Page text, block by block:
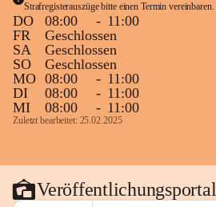
Strafregisterauszüge bitte einen Termin vereinbaren.
DO 08:00 - 11:00
FR
Geschlossen
SA
Geschlossen
SO
Geschlossen
MO 08:00 - 11:00
DI
08:00 - 11:00
MI
08:00 - 11:00
Zuletzt bearbeitet: 25.02.2025
Veröffentlichungsportal